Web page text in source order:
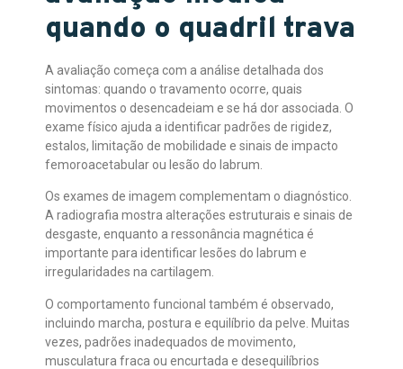
quando o quadril trava
A avaliação começa com a análise detalhada dos
sintomas: quando o travamento ocorre, quais
movimentos o desencadeiam e se há dor associada. O
exame físico ajuda a identificar padrões de rigidez,
estalos, limitação de mobilidade e sinais de impacto
femoroacetabular ou lesão do labrum.
Os exames de imagem complementam o diagnóstico.
A radiografia mostra alterações estruturais e sinais de
desgaste, enquanto a ressonância magnética é
importante para identificar lesões do labrum e
irregularidades na cartilagem.
O comportamento funcional também é observado,
incluindo marcha, postura e equilíbrio da pelve. Muitas
vezes, padrões inadequados de movimento,
musculatura fraca ou encurtada e desequilíbrios